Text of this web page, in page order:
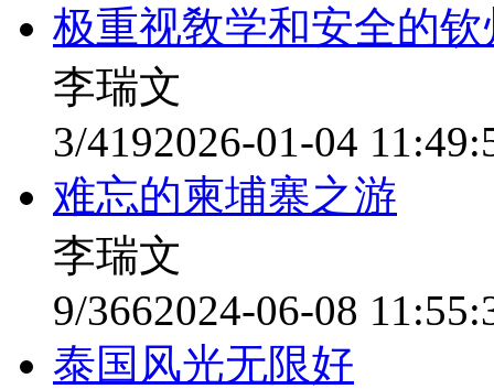
极重视敎学和安全的
李瑞文
3/4192026-01-04
难忘的柬埔寨之游
李瑞文
9/3662024-06-08
泰国风光无限好